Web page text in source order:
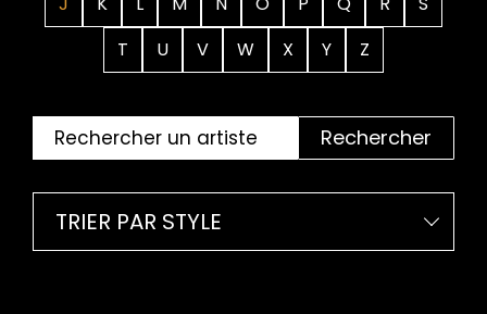
T
U V W X Y Z
Rechercher
TRIER PAR STYLE